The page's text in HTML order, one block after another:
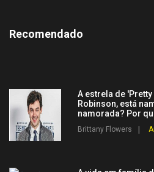
Recomendado
A estrela de
Robinson, está
namorada? Por
Brittany Flowers